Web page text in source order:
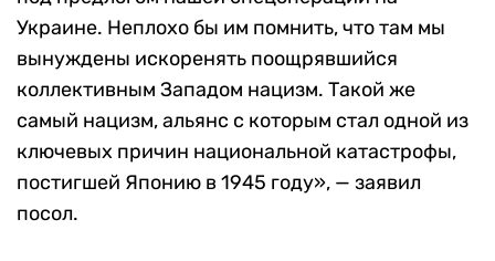
Украине. Неплохо бы им помнить, что там мы
вынуждены искоренять поощрявшийся
коллективным Западом нацизм. Такой же
самый нацизм, альянс с которым стал одной из
ключевых причин национальной катастрофы,
постигшей Японию в 1945 году», — заявил
посол.